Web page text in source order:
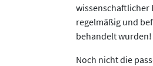
wissenschaftlicher
regelmäßig und
behandelt
Noch nicht die